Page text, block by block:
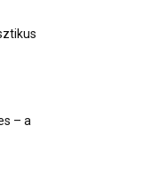
– a